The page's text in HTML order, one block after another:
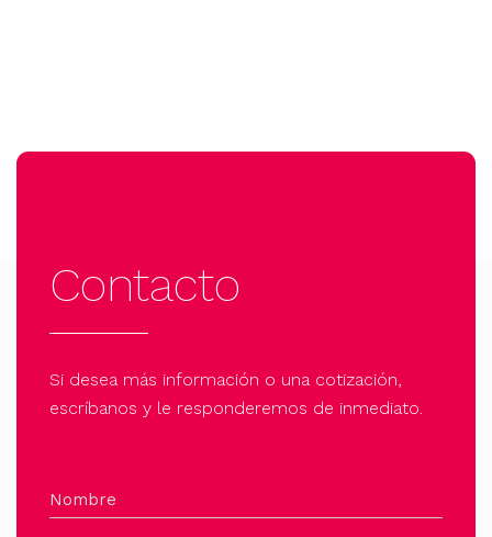
Contacto
Si desea más información o una cotización,
escríbanos y le responderemos de inmediato.
Nombre